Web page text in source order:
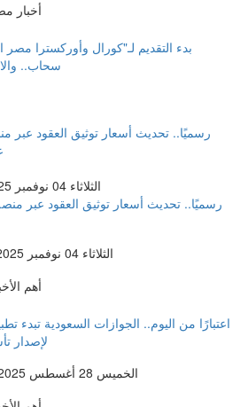
أخبار
بدء التقديم لـ"كورال وأوركسترا مصر
سحاب..
الثلاثاء 04 نوفمبر 2025 12:56 مساءً
رسميًا.. تحديث أسعار توثيق العقود عبر
الثلاثاء 04 نوفمبر 2025 12:56 مساءً
أهم
اعتبارًا من اليوم.. الجوازات السعودية تبدء
لإصدار
الخميس 28 أغسطس 2025 07:15 صباحاً